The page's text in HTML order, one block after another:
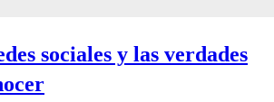
sociales y las verdades